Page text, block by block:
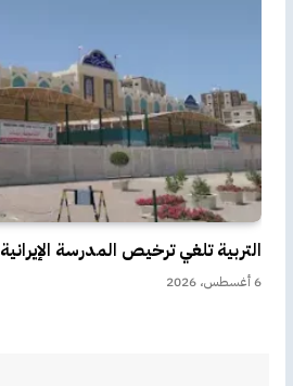
التربية تلغي ترخيص المدرسة الإيرانية
6 أغسطس، 2026